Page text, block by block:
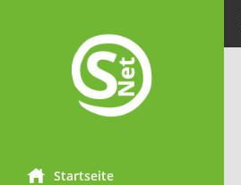
Startseite